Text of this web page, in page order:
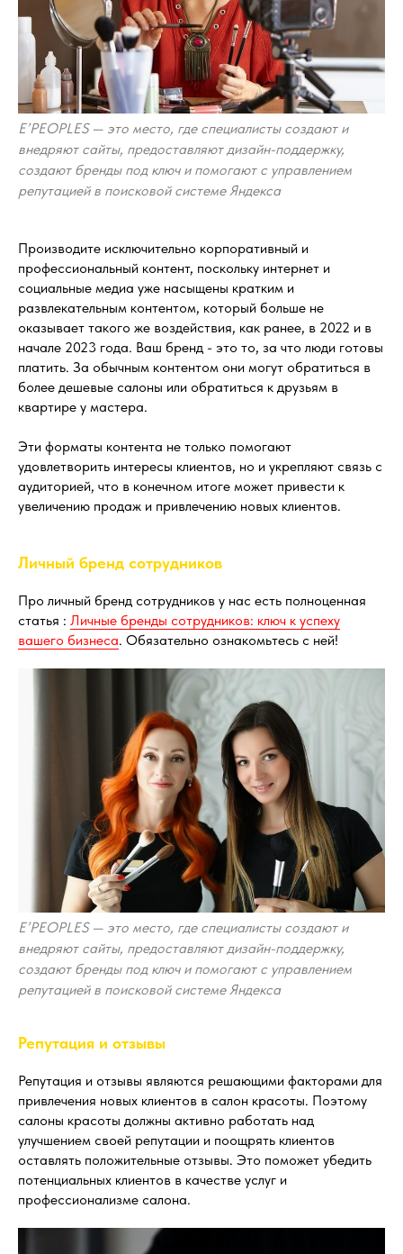
E’PEOPLES — это место, где специалисты создают и
внедряют сайты, предоставляют дизайн-поддержку,
создают бренды под ключ и помогают с управлением
репутацией в поисковой системе Яндекса
Производите исключительно корпоративный и
профессиональный контент, поскольку интернет и
социальные медиа уже насыщены кратким и
развлекательным контентом, который больше не
оказывает такого же воздействия, как ранее, в 2022 и в
начале 2023 года. Ваш бренд - это то, за что люди готовы
платить. За обычным контентом они могут обратиться в
более дешевые салоны или обратиться к друзьям в
квартире у мастера.
Эти форматы контента не только помогают
удовлетворить интересы клиентов, но и укрепляют связь с
аудиторией, что в конечном итоге может привести к
увеличению продаж и привлечению новых клиентов.
Личный бренд сотрудников
Про личный бренд сотрудников у нас есть полноценная
статья : Личные бренды сотрудников: ключ к успеху
вашего бизнеса. Обязательно ознакомьтесь с ней!
E’PEOPLES — это место, где специалисты создают и
внедряют сайты, предоставляют дизайн-поддержку,
создают бренды под ключ и помогают с управлением
репутацией в поисковой системе Яндекса
Репутация и отзывы
Репутация и отзывы являются решающими факторами для
привлечения новых клиентов в салон красоты. Поэтому
салоны красоты должны активно работать над
улучшением своей репутации и поощрять клиентов
оставлять положительные отзывы. Это поможет убедить
потенциальных клиентов в качестве услуг и
профессионализме салона.